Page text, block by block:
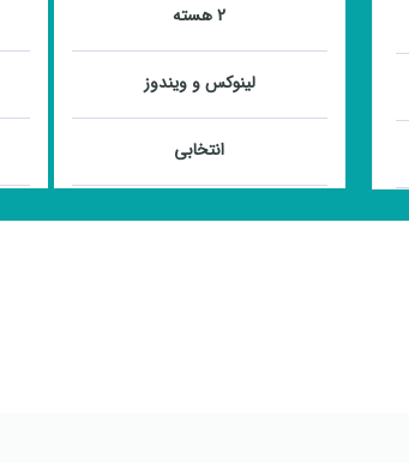
2 هسته
لینوکس و ویندوز
انتخابی